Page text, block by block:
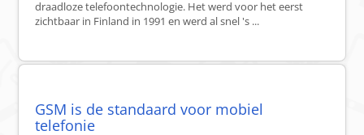
draadloze telefoontechnologie. Het werd voor het eerst
zichtbaar in Finland in 1991 en werd al snel 's ...
GSM is de standaard voor mobiel
telefonie